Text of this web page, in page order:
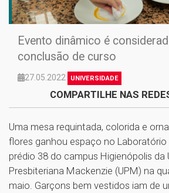
Evento dinâmico é
conclusão de curso
27.05.2022 UNIVERSIDADE
COMPARTILHE NAS
Uma mesa requintada, colorida e
flores ganhou espaço no Laboratório
prédio 38 do campus Higienópolis da
Presbiteriana Mackenzie (UPM) na
maio. Garçons bem vestidos iam de